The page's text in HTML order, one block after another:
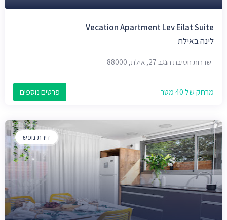
Vecation Apartment Lev Eilat Suite
לינה באילת
שדרות חטיבת הנגב 27, אילת, 88000
מרחק של 40 מטר פרטים נוספים
דירת נופש